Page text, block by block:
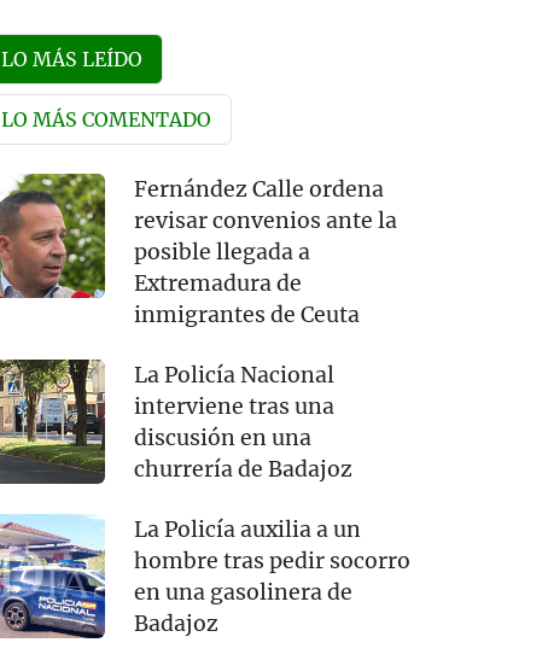
LO MÁS LEÍDO
LO MÁS COMENTADO
Fernández Calle ordena
revisar convenios ante la
posible llegada a
Extremadura de
inmigrantes de Ceuta
La Policía Nacional
interviene tras una
discusión en una
churrería de Badajoz
La Policía auxilia a un
hombre tras pedir socorro
en una gasolinera de
Badajoz